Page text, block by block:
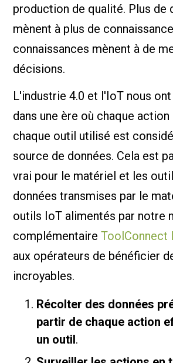
production de qualité. Plus de
mènent à plus de
connaissances mènent à de
décisions.
L'industrie 4.0 et l'IoT nous
dans une ère où chaque
chaque outil utilisé est
source de données. Cela est
vrai pour le matériel et les
données transmises par le
outils IoT alimentés par notre
complémentaireToolConnect
aux opérateurs de bénéficier
incroyables.
Récolter des données
partir de chaque action
un outil.